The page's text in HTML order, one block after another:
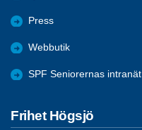
Press
Webbutik
SPF Seniorernas intranät
Frihet Högsjö